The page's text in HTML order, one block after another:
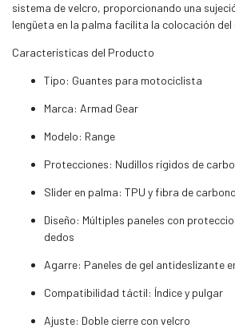
sistema de velcro, proporcionando una
lengüeta en la palma facilita la colocación del
Características del Producto
Tipo: Guantes para motociclista
Marca: Armad Gear
Modelo: Range
Protecciones: Nudillos rígidos de
Slider en palma: TPU y fibra de carbono
Diseño: Múltiples paneles con
dedos
Agarre: Paneles de gel antideslizante
Compatibilidad táctil: Índice y pulgar
Ajuste: Doble cierre con velcro